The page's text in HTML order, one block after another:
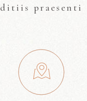
ditiis praesenti